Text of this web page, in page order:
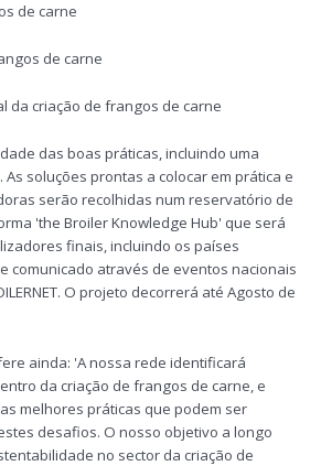
de carne
de carne
da criação de frangos de carne
das boas práticas, incluindo uma
soluções prontas a colocar em prática e
serão recolhidas num reservatório de
'the Broiler Knowledge Hub' que será
finais, incluindo os países
comunicado através de eventos nacionais
O projeto decorrerá até Agosto de
ainda: 'A nossa rede identificará
da criação de frangos de carne, e
melhores práticas que podem ser
desafios. O nosso objetivo a longo
no sector da criação de